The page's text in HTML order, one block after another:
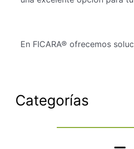
En FICARA® ofrecemos
Categorías